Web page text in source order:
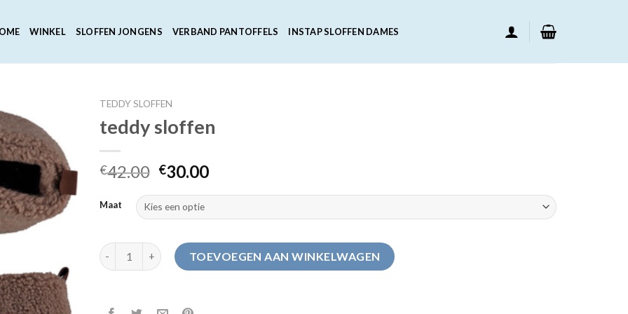
WINKEL SLOFFEN JONGENS VERBAND PANTOFFELS INSTAP SLOFFEN DAMES
TEDDY SLOFFEN
teddy sloffen
€42.00 €30.00
Maat
teddy sloffen aantalTOEVOEGEN AAN WINKELWAGEN